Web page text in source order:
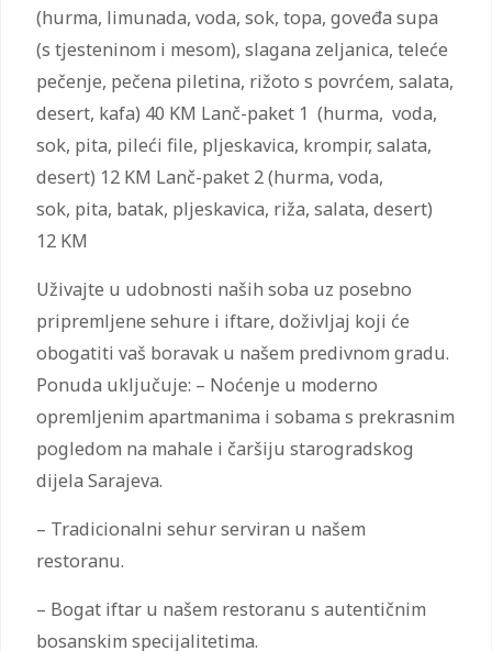
(hurma, limunada, voda, sok, topa, goveđa supa
(s tjesteninom i mesom), slagana zeljanica, teleće
pečenje, pečena piletina, rižoto s povrćem, salata,
desert, kafa) 40 KM Lanč-paket 1 (hurma, voda,
sok, pita, pileći file, pljeskavica, krompir, salata,
desert) 12 KM Lanč-paket 2 (hurma, voda,
sok, pita, batak, pljeskavica, riža, salata, desert)
12 KM
Uživajte u udobnosti naših soba uz posebno
pripremljene sehure i iftare, doživljaj koji će
obogatiti vaš boravak u našem predivnom gradu.
Ponuda uključuje: – Noćenje u moderno
opremljenim apartmanima i sobama s prekrasnim
pogledom na mahale i čaršiju starogradskog
dijela Sarajeva.
– Tradicionalni sehur serviran u našem
restoranu.
– Bogat iftar u našem restoranu s autentičnim
bosanskim specijalitetima.